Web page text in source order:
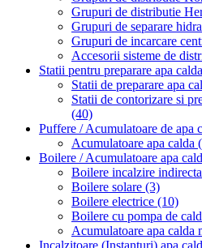
Grupuri de distributie
Grupuri de separare
Grupuri de incarcare
Accesorii sisteme de
Statii pentru preparare apa
Statii de preparare apa
Statii de contorizare si
(40)
Puffere / Acumulatoare de apa
Acumulatoare apa calda
Boilere / Acumulatoare apa
Boilere incalzire indirecta
Boilere solare (3)
Boilere electrice (10)
Boilere cu pompa de
Acumulatoare apa calda
Incalzitoare (Instanturi) apa